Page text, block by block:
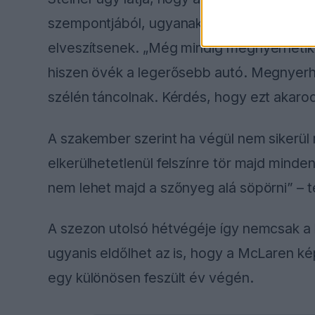
szempontjából, ugyanakkor szerinte túl
elveszítsenek. „Még mindig
hiszen övék a legerősebb autó.
szélén táncolnak. Kérdés, hogy ezt
A szakember szerint ha végül nem
elkerülhetetlenül felszínre tör majd
nem lehet majd a szőnyeg alá söpörni” –
A szezon utolsó hétvégéje így nemcsak
ugyanis eldőlhet az is, hogy a McLaren
egy különösen feszült év végén.